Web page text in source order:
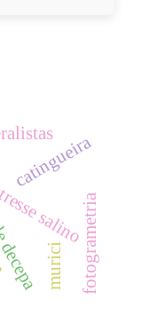
salino
catingueira
fotogrametria
murici